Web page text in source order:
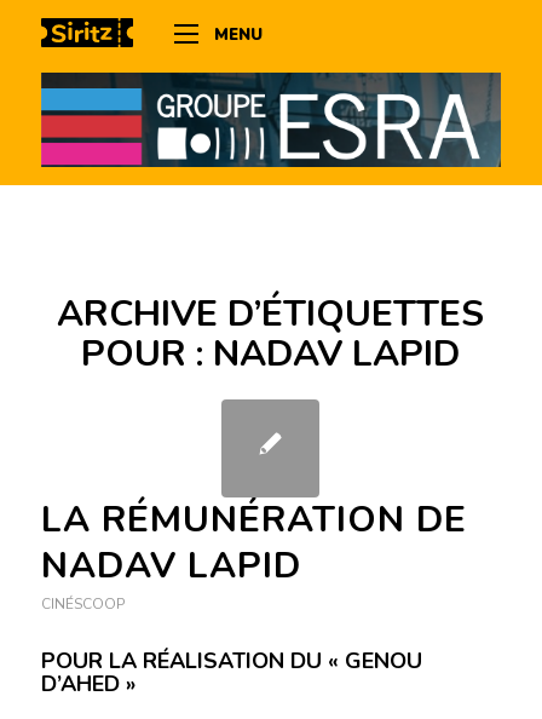
MENU
ARCHIVE D’ÉTIQUETTES
POUR : NADAV LAPID
LA RÉMUNÉRATION DE
NADAV LAPID
CINÉSCOOP
POUR LA RÉALISATION DU « GENOU
D’AHED »